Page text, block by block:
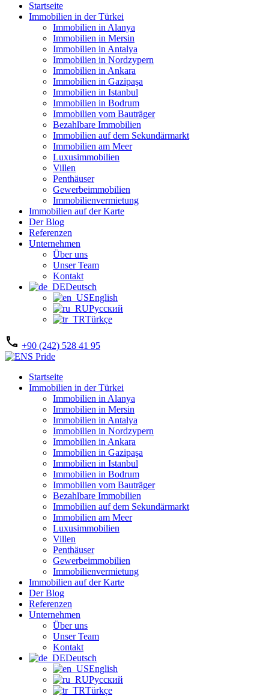
Startseite
Immobilien in der Türkei
Immobilien in Alanya
Immobilien in Mersin
Immobilien in Antalya
Immobilien in Nordzypern
Immobilien in Ankara
Immobilien in Gazipaşa
Immobilien in Istanbul
Immobilien in Bodrum
Immobilien vom Bauträger
Bezahlbare Immobilien
Immobilien auf dem Sekundärmarkt
Immobilien am Meer
Luxusimmobilien
Villen
Penthäuser
Gewerbeimmobilien
Immobilienvermietung
Immobilien auf der Karte
Der Blog
Referenzen
Unternehmen
Über uns
Unser Team
Kontakt
Deutsch
English
Русский
Türkçe
+90 (242) 528 41 95
Startseite
Immobilien in der Türkei
Immobilien in Alanya
Immobilien in Mersin
Immobilien in Antalya
Immobilien in Nordzypern
Immobilien in Ankara
Immobilien in Gazipaşa
Immobilien in Istanbul
Immobilien in Bodrum
Immobilien vom Bauträger
Bezahlbare Immobilien
Immobilien auf dem Sekundärmarkt
Immobilien am Meer
Luxusimmobilien
Villen
Penthäuser
Gewerbeimmobilien
Immobilienvermietung
Immobilien auf der Karte
Der Blog
Referenzen
Unternehmen
Über uns
Unser Team
Kontakt
Deutsch
English
Русский
Türkçe